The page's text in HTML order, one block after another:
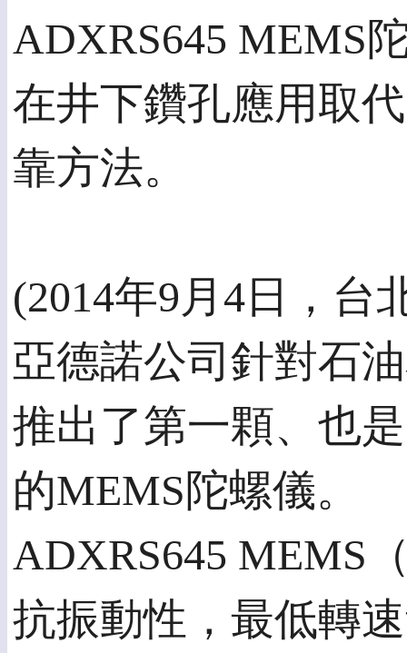
ADXRS645 MEMS
在井下鑽孔應用取
靠方法。
(2014年9月4日，台
亞德諾公司針對石
推出了第一顆、也
的MEMS陀螺儀。
ADXRS645 MEMS
抗振動性，最低轉